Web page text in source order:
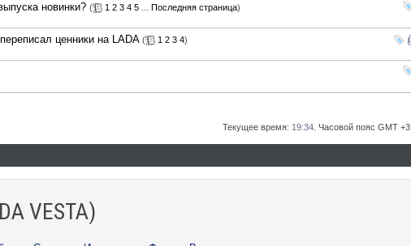
новинки? ( 1 2 3 4 5 Последняя страница)
ценники на LADA ( 1 2 3 4)
Текущее время: 19:34 . Часовой пояс GMT +3.
VESTA)